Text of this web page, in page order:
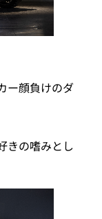
ー顔負けのダ
きの嗜みとし